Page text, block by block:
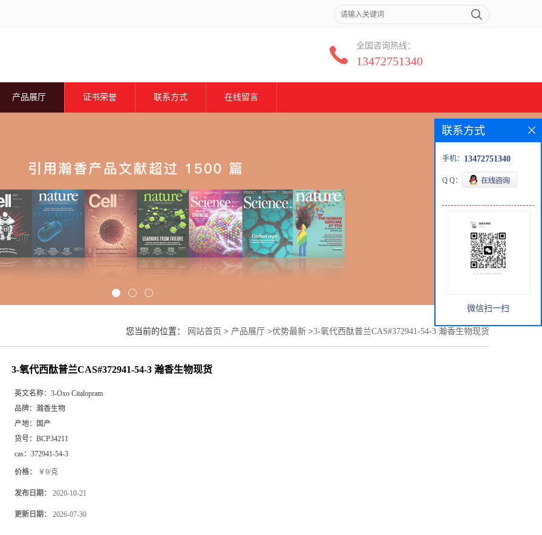
全国咨询热线：
13472751340
产品展厅 证书荣誉 联系方式 在线留言
您当前的位置： 网站首页 > 产品展厅 >优势最新 >3-氧代西酞普兰CAS#372941-54-3 瀚香生物现货
3-氧代西酞普兰CAS#372941-54-3 瀚香生物现货
英文名称： 3-Oxo Citalopram
品牌： 瀚香生物
产地：
国产
货号： BCP34211
cas： 372941-54-3
价格： ￥9/克
发布日期： 2020-10-21
更新日期： 2026-07-30
联系方式
手机： 13472751340
Q Q：
微信扫一扫